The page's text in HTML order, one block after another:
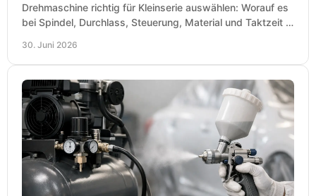
Drehmaschine richtig für Kleinserie auswählen: Worauf es
bei Spindel, Durchlass, Steuerung, Material und Taktzeit in
30. Juni 2026